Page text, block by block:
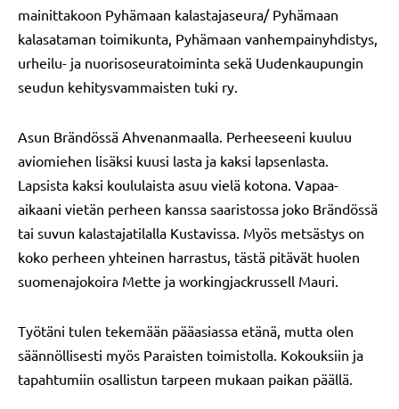
mainittakoon Pyhämaan kalastajaseura/ Pyhämaan
kalasataman toimikunta, Pyhämaan vanhempainyhdistys,
urheilu- ja nuorisoseuratoiminta sekä Uudenkaupungin
seudun kehitysvammaisten tuki ry.
Asun Brändössä Ahvenanmaalla. Perheeseeni kuuluu
aviomiehen lisäksi kuusi lasta ja kaksi lapsenlasta.
Lapsista kaksi koululaista asuu vielä kotona. Vapaa-
aikaani vietän perheen kanssa saaristossa joko Brändössä
tai suvun kalastajatilalla Kustavissa. Myös metsästys on
koko perheen yhteinen harrastus, tästä pitävät huolen
suomenajokoira Mette ja workingjackrussell Mauri.
Työtäni tulen tekemään pääasiassa etänä, mutta olen
säännöllisesti myös Paraisten toimistolla. Kokouksiin ja
tapahtumiin osallistun tarpeen mukaan paikan päällä.